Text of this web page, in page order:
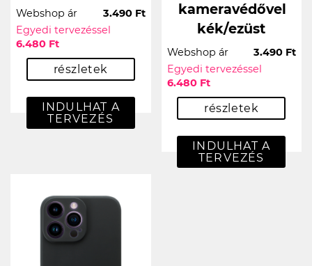
Webshop ár
3.490 Ft
Egyedi tervezéssel
6.480 Ft
részletek
INDULHAT A
TERVEZÉS
kameravédővel
kék/ezüst
Webshop ár
3.490 Ft
Egyedi tervezéssel
6.480 Ft
részletek
INDULHAT A
TERVEZÉS